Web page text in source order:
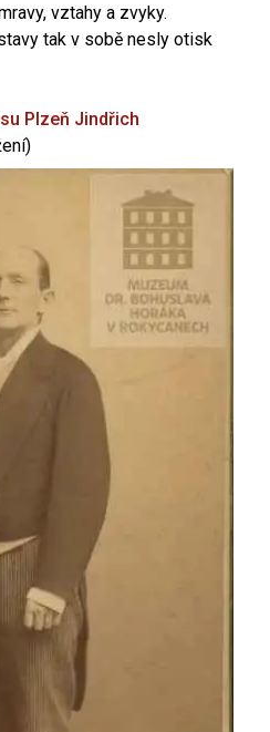
vztahy a zvyky.
tak v sobě nesly otisk
Plzeň Jindřich